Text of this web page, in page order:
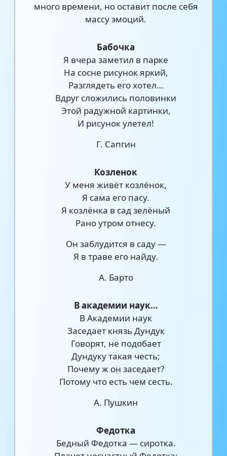
много времени, но оставит после себя
массу эмоций.
Бабочка
Я вчера заметил в парке
На сосне рисунок яркий,
Разглядеть его хотел…
Вдруг сложились половинки
Этой радужной картинки,
И рисунок улетел!
Г. Сапгин
Козленок
У меня живёт козлёнок,
Я сама его пасу.
Я козлёнка в сад зелёный
Рано утром отнесу.
Он заблудится в саду —
Я в траве его найду.
А. Барто
В академии наук…
В Академии наук
Заседает князь Дундук
Говорят, не подобает
Дундуку такая честь;
Почему ж он заседает?
Потому что есть чем сесть.
А. Пушкин
Федотка
Бедный Федотка — сиротка.